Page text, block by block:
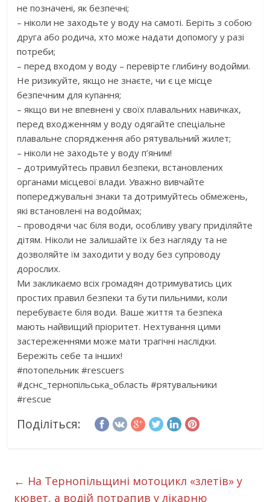
не позначені, як безпечні;
– ніколи не заходьте у воду на самоті. Беріть з собою
друга або родича, хто може надати допомогу у разі
потреби;
– перед входом у воду – перевірте глибину водойми.
Не ризикуйте, якщо не знаєте, чи є це місце
безпечним для купання;
– якщо ви не впевнені у своїх плавальних навичках,
перед входженням у воду одягайте спеціальне
плавальне спорядження або рятувальний жилет;
– ніколи не заходьте у воду п’яним!
– дотримуйтесь правил безпеки, встановлених
органами місцевої влади. Уважно вивчайте
попереджувальні знаки та дотримуйтесь обмежень,
які встановлені на водоймах;
– проводячи час біля води, особливу увагу приділяйте
дітям. Ніколи не залишайте їх без нагляду та не
дозволяйте їм заходити у воду без супроводу
дорослих.
Ми закликаємо всіх громадян дотримуватись цих
простих правил безпеки та бути пильними, коли
перебуваєте біля води. Ваше життя та безпека
мають найвищий пріоритет. Нехтування цими
застереженнями може мати трагічні наслідки.
Бережіть себе та інших!
#потопельник #rescuers
#дснс_тернопільська_область #рятувальники
#rescue
Поділіться:
← На Тернопільщині мотоцикл «злетів» у
кювет, а водій потрапив у лікарню